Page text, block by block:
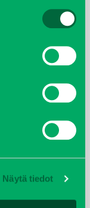
Näytä tiedot